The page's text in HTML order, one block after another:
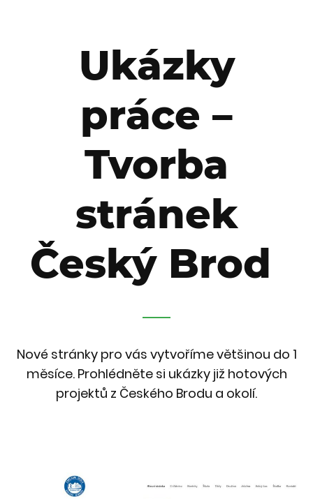
Ukázky
práce –
Tvorba
stránek
Český Brod
Nové stránky pro vás vytvoříme většinou do 1
měsíce. Prohlédněte si ukázky již hotových
projektů z Českého Brodu a okolí.